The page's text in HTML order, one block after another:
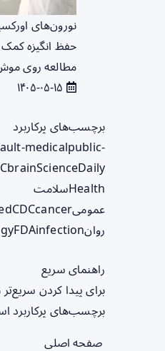
نورون‌های
حفظ انگیزه
مطالعه روی
برچسب‌های پرکاربرد
medicalpublic-
brainScienceDaily
Healthسلامت
عمومی
CDCcancer
روان
FDAinfection
راهنمای سریع
برای پیدا کردن
برچسب‌های پرکاربرد
صفحه اصلی